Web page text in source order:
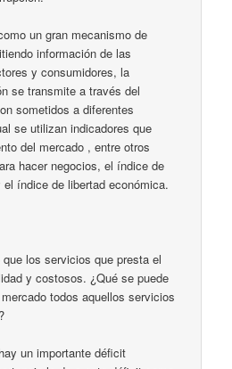
un gran mecanismo de
información de las
y consumidores, la
se transmite a través del
sometidos a diferentes
se utilizan indicadores que
del mercado , entre otros
hacer negocios, el índice de
índice de libertad económica.
los servicios que presta el
y costosos. ¿Qué se puede
todos aquellos servicios
un importante déficit